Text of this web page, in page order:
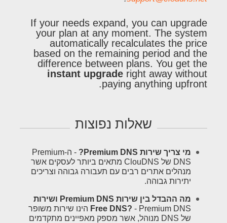
If your needs expand, you can upgrade
your plan at any moment. The system
automatically recalculates the price
based on the remaining period and the
difference between plans. You get the
instant upgrade right away without
paying anything upfront.
שאלות נפוצות
מי צריך שירות Premium DNS?
- ה-Premium
DNS של ClouDNS מתאים ביותר לעסקים אשר
מנהלים אתרים רבים עם תעבורה גבוהה וצריכים
יתירות גבוהה.
מה ההבדל בין שירות Premium DNS ושירות
Free DNS? - Premium DNS הינו שירות משופר
של DNS מנוהל, אשר מספק מאפיינים מתקדמים